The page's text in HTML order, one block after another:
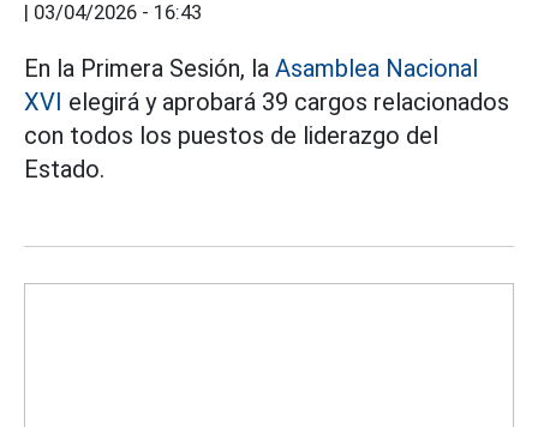
| 03/04/2026 - 16:43
En la Primera Sesión, la Asamblea Nacional
XVI elegirá y aprobará 39 cargos relacionados
con todos los puestos de liderazgo del
Estado.